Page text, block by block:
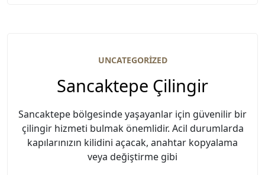
UNCATEGORIZED
Sancaktepe Çilingir
Sancaktepe bölgesinde yaşayanlar için güvenilir bir
çilingir hizmeti bulmak önemlidir. Acil durumlarda
kapılarınızın kilidini açacak, anahtar kopyalama
veya değiştirme gibi